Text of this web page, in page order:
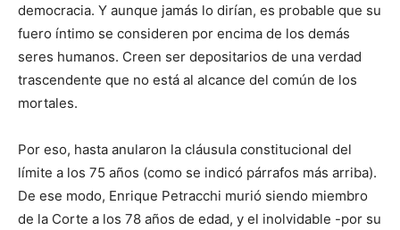
democracia. Y aunque jamás lo dirían, es probable que su
fuero íntimo se consideren por encima de los demás
seres humanos. Creen ser depositarios de una verdad
trascendente que no está al alcance del común de los
mortales.
Por eso, hasta anularon la cláusula constitucional del
límite a los 75 años (como se indicó párrafos más arriba).
De ese modo, Enrique Petracchi murió siendo miembro
de la Corte a los 78 años de edad, y el inolvidable -por su